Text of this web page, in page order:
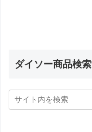
ダイソー商品検索